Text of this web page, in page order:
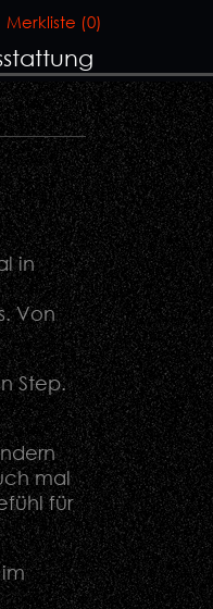
Merkliste (0)
in
Von
Step.
mal
für